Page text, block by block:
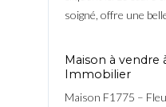
soigné, offre une
Maison à vendre
Immobilier
Maison F1775 –